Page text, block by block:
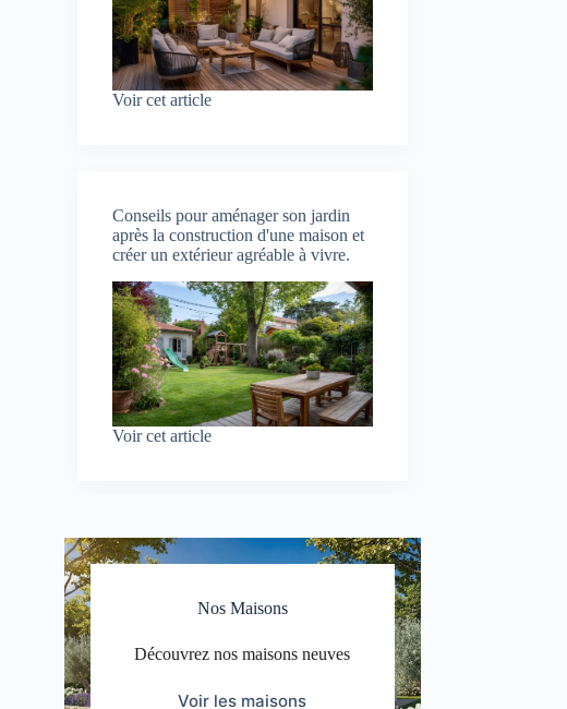
Voir cet article
Conseils pour aménager son jardin
après la construction d'une maison et
créer un extérieur agréable à vivre.
Voir cet article
Nos Maisons
Découvrez nos maisons neuves
Voir les maisons